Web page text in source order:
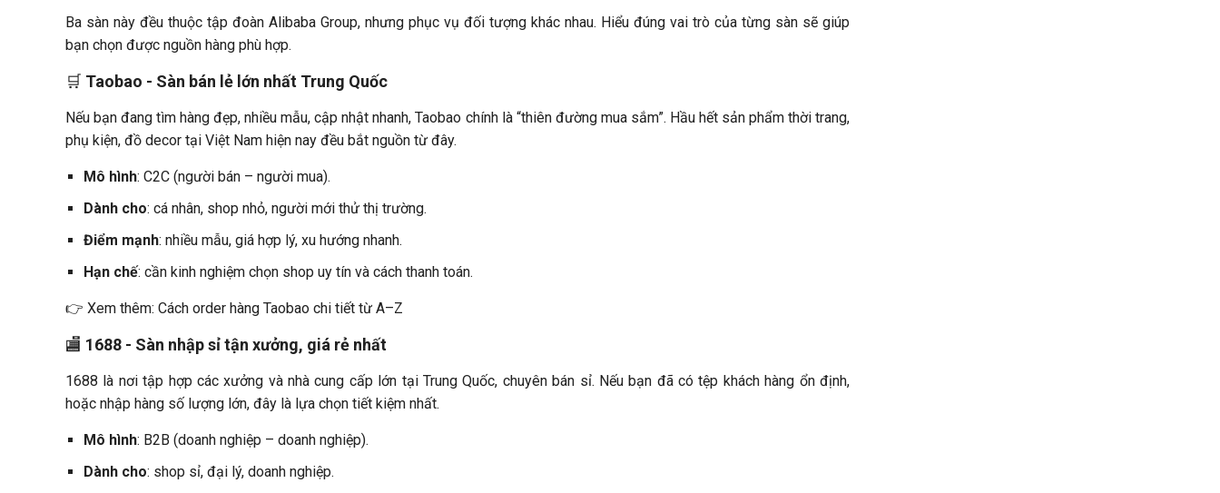
Ba sàn này đều thuộc tập đoàn Alibaba Group, nhưng phục vụ đối tượng khác nhau. Hiểu đúng vai trò của từng sàn sẽ giúp
bạn chọn được nguồn hàng phù hợp.
🛒 Taobao - Sàn bán lẻ lớn nhất Trung Quốc
Nếu bạn đang tìm hàng đẹp, nhiều mẫu, cập nhật nhanh, Taobao chính là “thiên đường mua sắm”. Hầu hết sản phẩm thời trang,
phụ kiện, đồ decor tại Việt Nam hiện nay đều bắt nguồn từ đây.
Mô hình: C2C (người bán – người mua).
Dành cho: cá nhân, shop nhỏ, người mới thử thị trường.
Điểm mạnh: nhiều mẫu, giá hợp lý, xu hướng nhanh.
Hạn chế: cần kinh nghiệm chọn shop uy tín và cách thanh toán.
👉 Xem thêm: Cách order hàng Taobao chi tiết từ A–Z
🏬 1688 - Sàn nhập sỉ tận xưởng, giá rẻ nhất
1688 là nơi tập hợp các xưởng và nhà cung cấp lớn tại Trung Quốc, chuyên bán sỉ. Nếu bạn đã có tệp khách hàng ổn định,
hoặc nhập hàng số lượng lớn, đây là lựa chọn tiết kiệm nhất.
Mô hình: B2B (doanh nghiệp – doanh nghiệp).
Dành cho: shop sỉ, đại lý, doanh nghiệp.